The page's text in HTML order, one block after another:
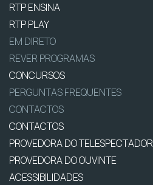
RTP ENSINA
RTP PLAY
EM DIRETO
REVER PROGRAMAS
CONCURSOS
PERGUNTAS FREQUENTES
CONTACTOS
CONTACTOS
PROVEDORA DO TELESPECTADOR
PROVEDORA DO OUVINTE
ACESSIBILIDADES